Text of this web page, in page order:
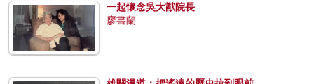
一起懷念吳大猷院長
廖書蘭